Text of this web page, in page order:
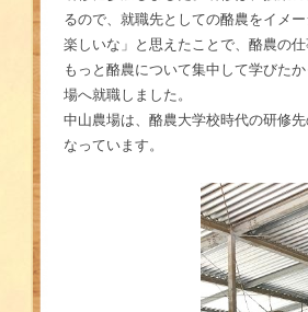
るので、就職先としての酪農をイメ
楽しいな」と思えたことで、酪農の仕
もっと酪農について集中して学びた
場へ就職しました。
中山農場は、酪農大学校時代の研修
なっています。